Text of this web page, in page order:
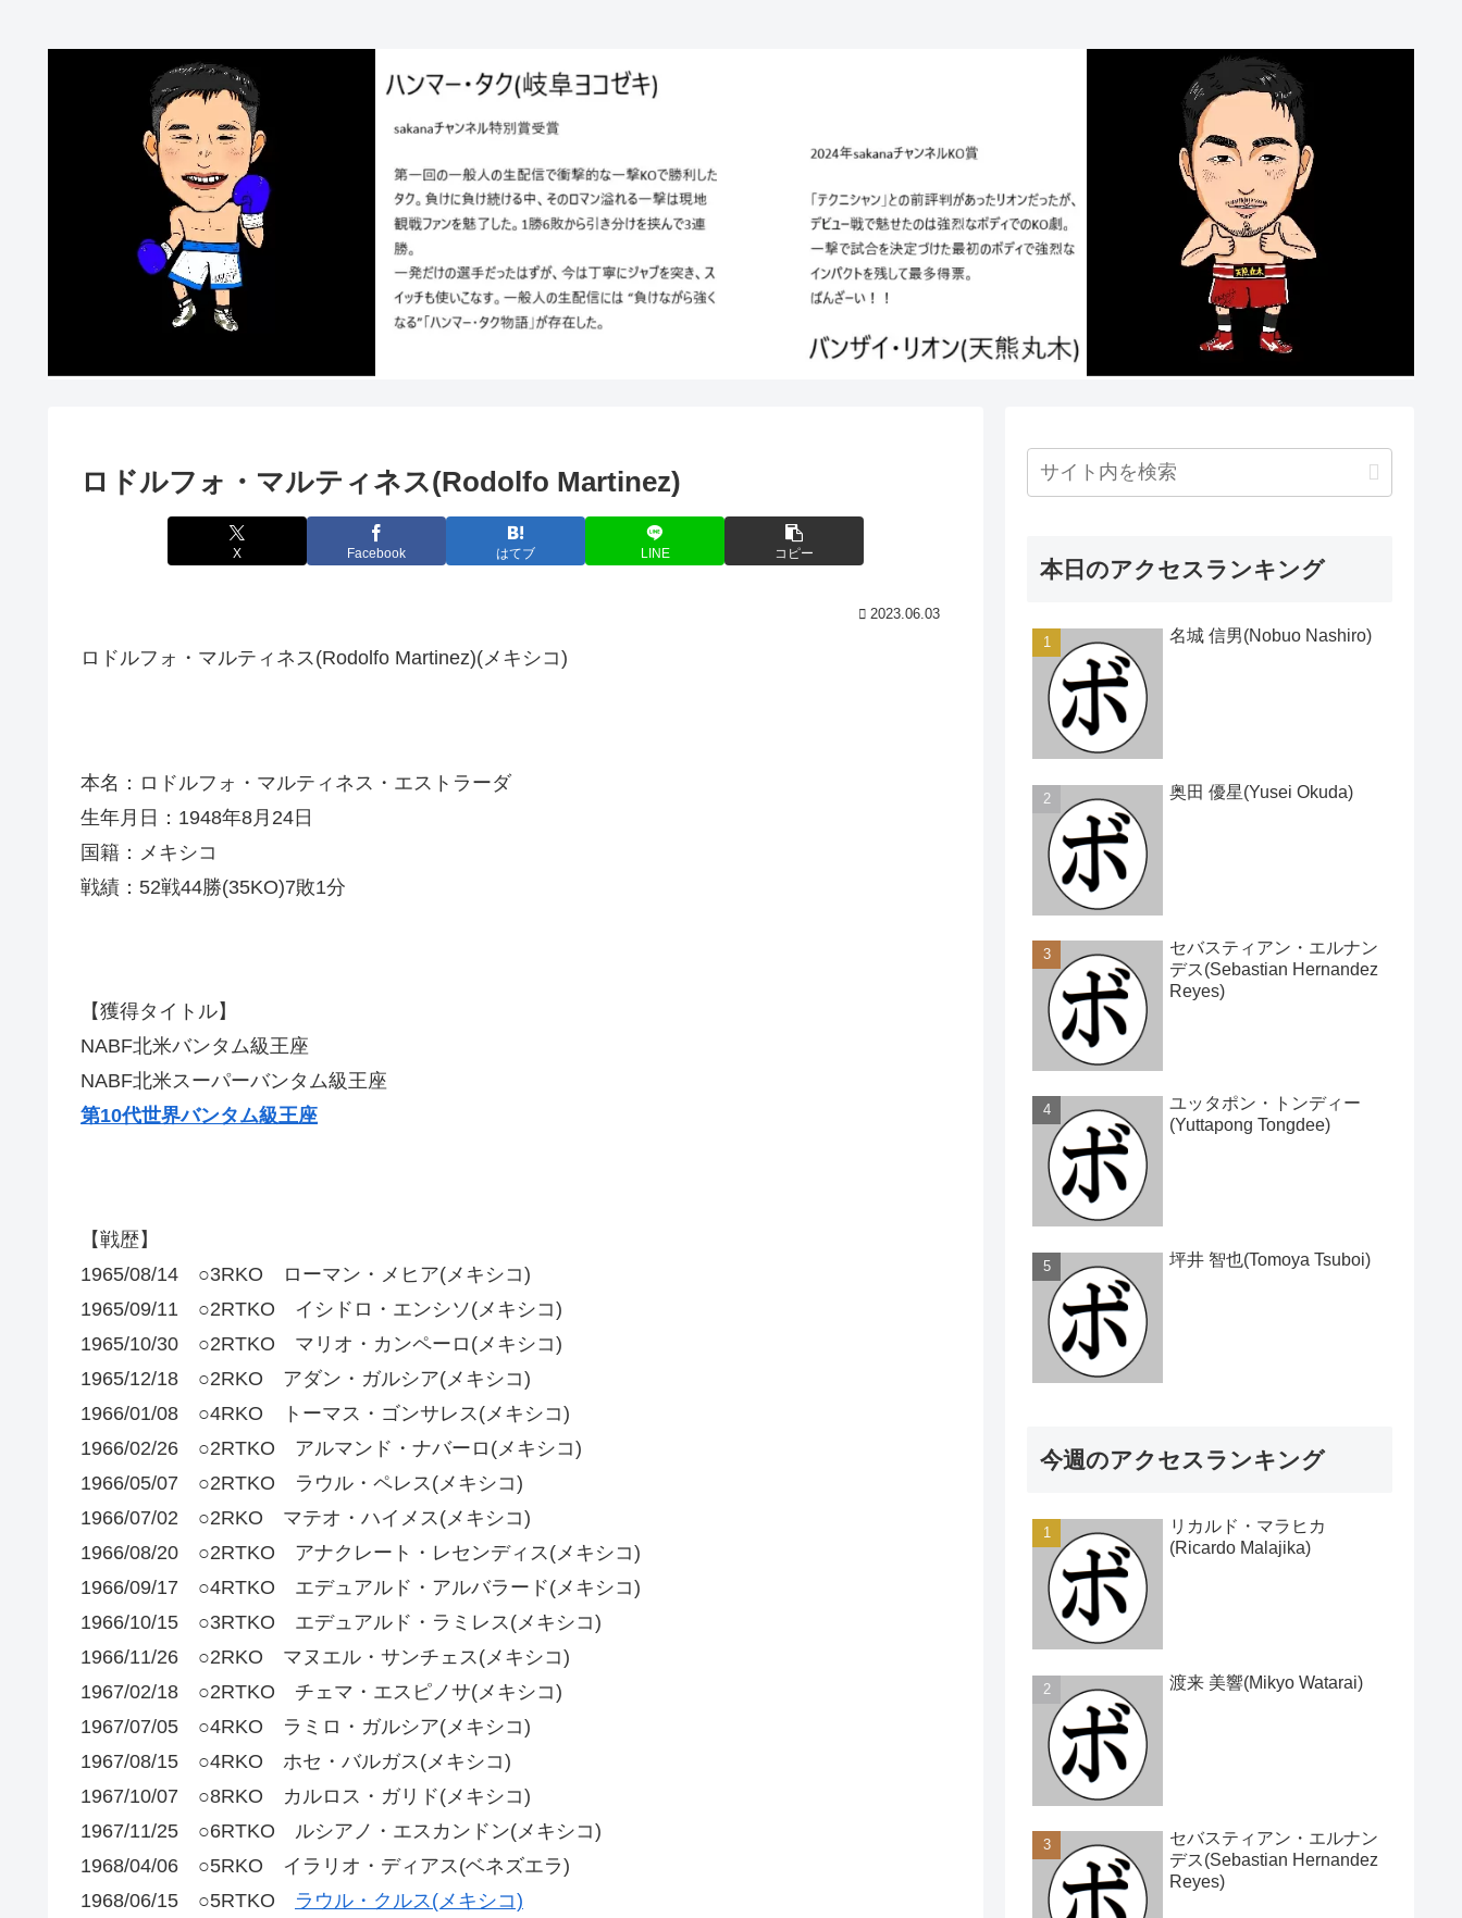
ロドルフォ・マルティネス(Rodolfo Martinez)
X Facebook はてブ LINE コピー
2023.06.03
ロドルフォ・マルティネス(Rodolfo Martinez)(メキシコ)
本名：ロドルフォ・マルティネス・エストラーダ
生年月日：1948年8月24日
国籍：メキシコ
戦績：52戦44勝(35KO)7敗1分
【獲得タイトル】
NABF北米バンタム級王座
NABF北米スーパーバンタム級王座
第10代世界バンタム級王座
【戦歴】
1965/08/14 ○3RKO ローマン・メヒア(メキシコ)
1965/09/11 ○2RTKO イシドロ・エンシソ(メキシコ)
1965/10/30 ○2RTKO マリオ・カンペーロ(メキシコ)
1965/12/18 ○2RKO アダン・ガルシア(メキシコ)
1966/01/08 ○4RKO トーマス・ゴンサレス(メキシコ)
1966/02/26 ○2RTKO アルマンド・ナバーロ(メキシコ)
1966/05/07 ○2RTKO ラウル・ペレス(メキシコ)
1966/07/02 ○2RKO マテオ・ハイメス(メキシコ)
1966/08/20 ○2RTKO アナクレート・レセンディス(メキシコ)
1966/09/17 ○4RTKO エデュアルド・アルバラード(メキシコ)
1966/10/15 ○3RTKO エデュアルド・ラミレス(メキシコ)
1966/11/26 ○2RKO マヌエル・サンチェス(メキシコ)
1967/02/18 ○2RTKO チェマ・エスピノサ(メキシコ)
1967/07/05 ○4RKO ラミロ・ガルシア(メキシコ)
1967/08/15 ○4RKO ホセ・バルガス(メキシコ)
1967/10/07 ○8RKO カルロス・ガリド(メキシコ)
1967/11/25 ○6RTKO ルシアノ・エスカンドン(メキシコ)
1968/04/06 ○5RKO イラリオ・ディアス(ベネズエラ)
1968/06/15 ○5RTKO ラウル・クルス(メキシコ)
本日のアクセスランキング
名城 信男(Nobuo Nashiro)
奥田 優星(Yusei Okuda)
セバスティアン・エルナン
デス(Sebastian Hernandez
Reyes)
ユッタポン・トンディー
(Yuttapong Tongdee)
坪井 智也(Tomoya Tsuboi)
今週のアクセスランキング
リカルド・マラヒカ
(Ricardo Malajika)
渡来 美響(Mikyo Watarai)
セバスティアン・エルナン
デス(Sebastian Hernandez
Reyes)